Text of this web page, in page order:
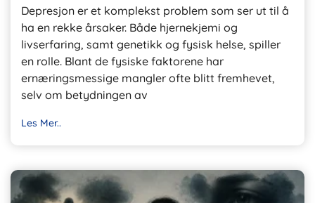
Depresjon er et komplekst problem som ser ut til å
ha en rekke årsaker. Både hjernekjemi og
livserfaring, samt genetikk og fysisk helse, spiller
en rolle. Blant de fysiske faktorene har
ernæringsmessige mangler ofte blitt fremhevet,
selv om betydningen av
Les Mer..